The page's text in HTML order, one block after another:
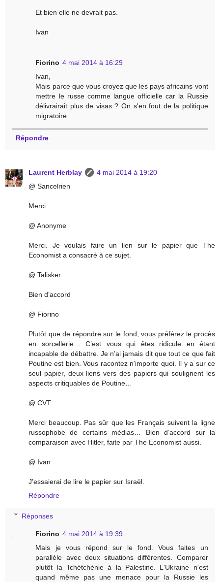
Et bien elle ne devrait pas.
Ivan
Fiorino 4 mai 2014 à 16:29
Ivan,
Mais parce que vous croyez que les pays africains vont
mettre le russe comme langue officielle car la Russie
délivrairait plus de visas ? On s'en fout de la politique
migratoire.
Répondre
Laurent Herblay
4 mai 2014 à 19:20
@ Sancelrien
Merci
@ Anonyme
Merci. Je voulais faire un lien sur le papier que The
Economist a consacré à ce sujet.
@ Talisker
Bien d’accord
@ Fiorino
Plutôt que de répondre sur le fond, vous préférez le procès
en sorcellerie… C’est vous qui êtes ridicule en étant
incapable de débattre. Je n’ai jamais dit que tout ce que fait
Poutine est bien. Vous racontez n’importe quoi. Il y a sur ce
seul papier, deux liens vers des papiers qui soulignent les
aspects critiquables de Poutine…
@ CVT
Merci beaucoup. Pas sûr que les Français suivent la ligne
russophobe de certains médias… Bien d’accord sur la
comparaison avec Hitler, faite par The Economist aussi.
@ Ivan
J’essaierai de lire le papier sur Israël.
Répondre
Réponses
Fiorino 4 mai 2014 à 19:39
Mais je vous répond sur le fond. Vous faites un
parallèle avec deux situations différentes. Comparer
plutôt la Tchétchénie à la Palestine. L'Ukraine n'est
quand même pas une menace pour la Russie les